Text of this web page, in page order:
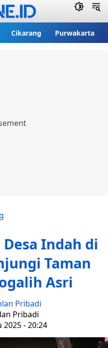
Cikarang Purwakarta
Indah di
Taman
Asri
Pribadi
Pribadi
2025 - 20:24